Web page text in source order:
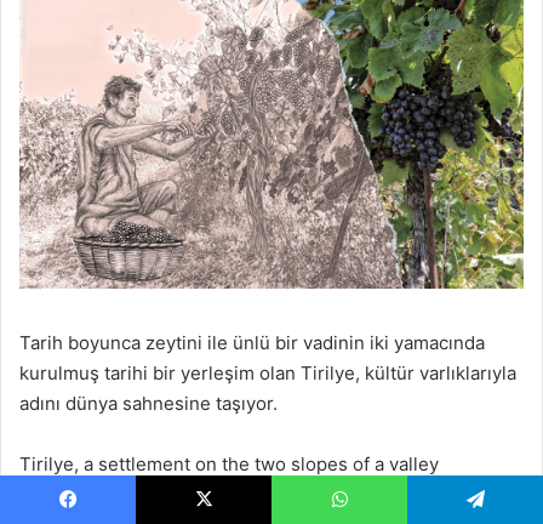
Tarih boyunca zeytini ile ünlü bir vadinin iki yamacında
kurulmuş tarihi bir yerleşim olan Tirilye, kültür varlıklarıyla
adını dünya sahnesine taşıyor.
Tirilye, a settlement on the two slopes of a valley
renowned throughout history with its olives is now